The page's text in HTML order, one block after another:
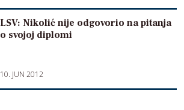
LSV: Nikolić nije odgovorio na pitanja
o svojoj diplomi
10. JUN 2012